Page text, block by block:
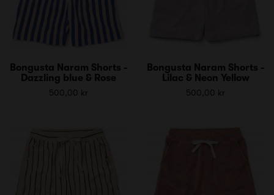
Bongusta Naram Shorts -
Dazzling blue & Rose
500,00 kr
Bongusta Naram Shorts -
Lilac & Neon Yellow
500,00 kr